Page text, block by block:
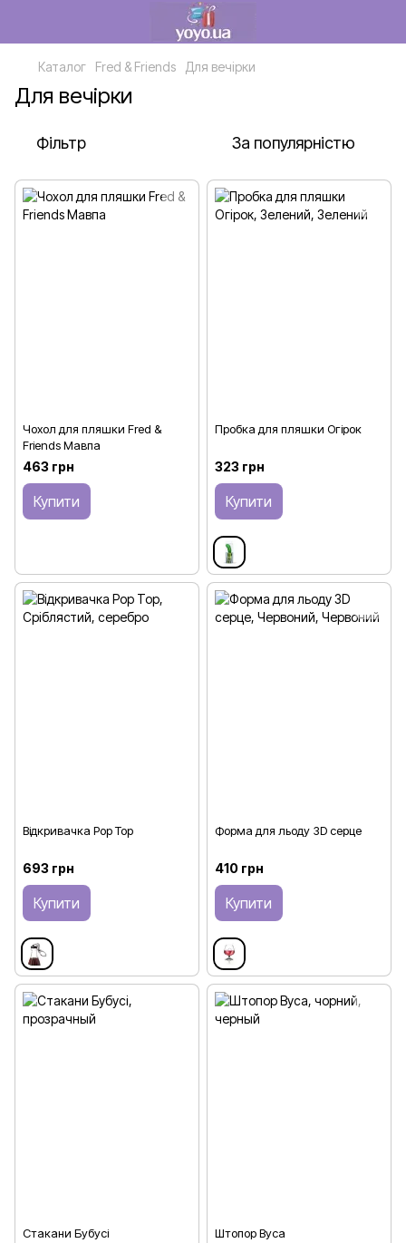
Каталог Fred & Friends Для вечірки
Для вечірки
Фільтр За популярністю
Чохол для пляшки Fred &
Friends Мавпа
463 грн
Купити
Пробка для пляшки Огірок
323 грн
Купити
Відкривачка Pop Top
693 грн
Купити
Форма для льоду 3D серце
410 грн
Купити
Стакани Бубусі Штопор Вуса